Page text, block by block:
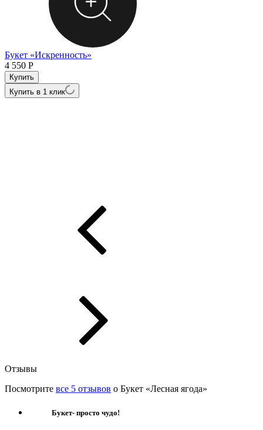
Букет «Искренность»
4 550 Р
Купить в 1 клик
Отзывы
Посмотрите все 5 отзывов о Букет «Лесная ягода»
Букет- просто чудо!